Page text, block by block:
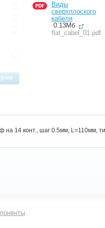
Виды
сверхплоского
кабеля
0.13Мб
flat_cabel_01.pdf
на 14 конт., шаг 0.5мм, L=110мм,